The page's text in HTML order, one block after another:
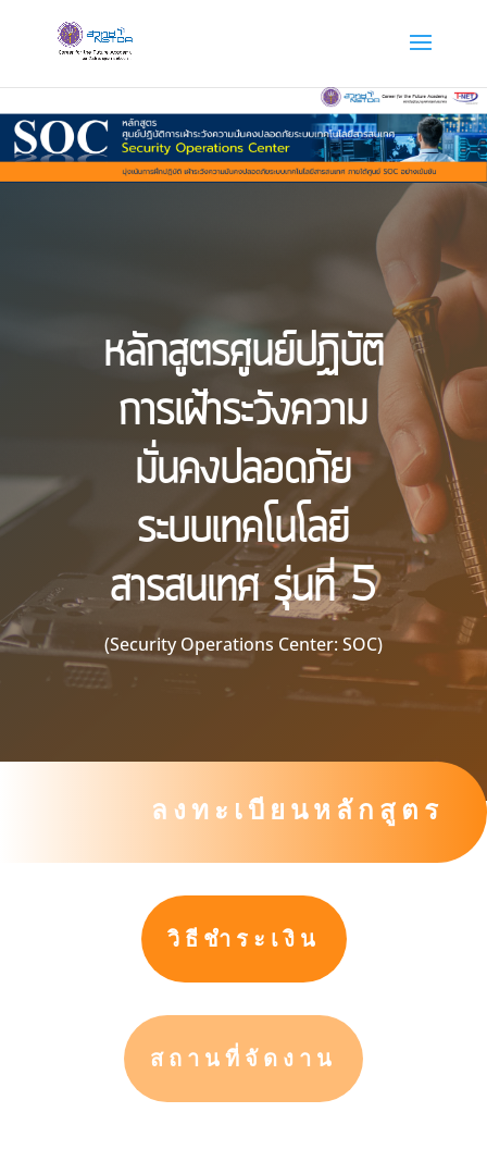
หลักสูตรศูนย์ปฏิบัติ
การเฝ้าระวังความ
มั่นคงปลอดภัย
ระบบเทคโนโลยี
สารสนเทศ รุ่นที่ 5
(Security Operations Center: SOC)
ลงทะเบียนหลักสูตร
วิธีชำระเงิน
สถานที่จัดงาน